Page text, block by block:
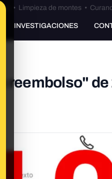
• Limpieza de montes•
INVESTIGACIONES
reembolso"